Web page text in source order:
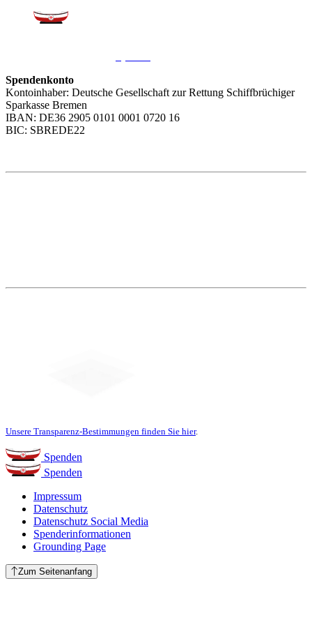
Spendenkonto
Kontoinhaber: Deutsche Gesellschaft zur Rettung Schiffbrüchiger
Sparkasse Bremen
IBAN: DE36 2905 0101 0001 0720 16
BIC: SBREDE22
Unsere Transparenz-Bestimmungen finden Sie hier.
Spenden
Spenden
Impressum
Datenschutz
Datenschutz Social Media
Spenderinformationen
Grounding Page
Zum Seitenanfang